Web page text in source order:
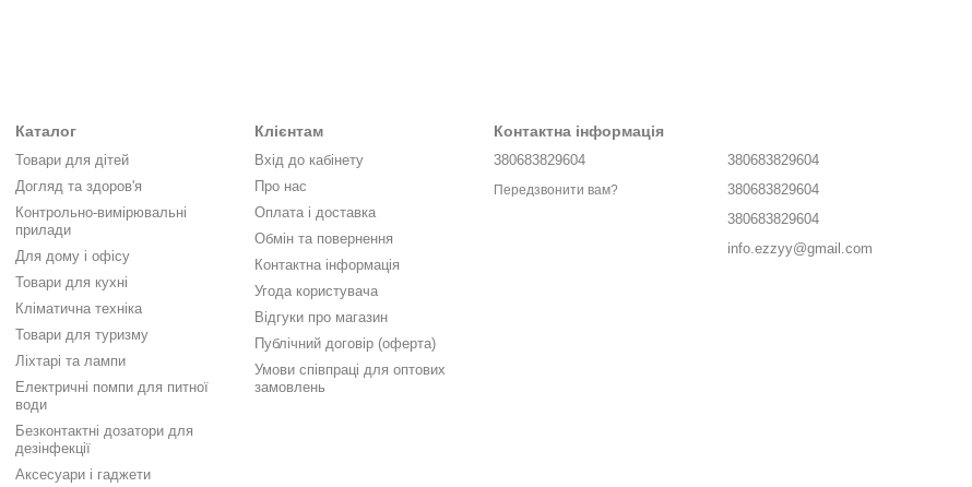
Каталог
Товари для дітей
Догляд та здоров'я
Контрольно-вимірювальні
прилади
Для дому і офісу
Товари для кухні
Кліматична техніка
Товари для туризму
Ліхтарі та лампи
Електричні помпи для питної
води
Безконтактні дозатори для
дезінфекції
Аксесуари і гаджети
Клієнтам
Вхід до кабінету
Про нас
Оплата і доставка
Обмін та повернення
Контактна інформація
Угода користувача
Відгуки про магазин
Публічний договір (оферта)
Умови співпраці для оптових
замовлень
Контактна інформація
380683829604
Передзвонити вам?
380683829604
380683829604
380683829604
info.ezzyy@gmail.com